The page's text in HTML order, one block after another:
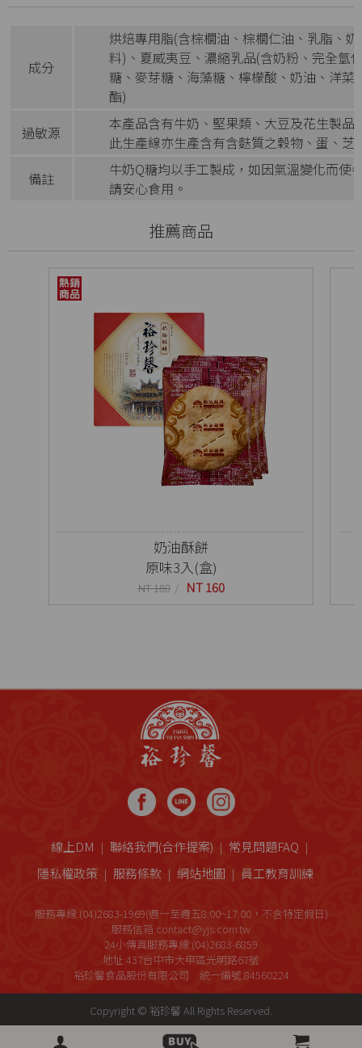
成分
烘焙專用脂(含棕櫚油、棕櫚仁油、乳脂、
料)、夏威夷豆、濃縮乳品(含奶粉、完全氫
糖、麥芽糖、海藻糖、檸檬酸、奶油、洋
酯)
過敏源
本產品含有牛奶、堅果類、大豆及花生製品
此生產線亦生產含有含麩質之穀物、蛋、芝
備註
牛奶Q糖均以手工製成，如因氣溫變化而使
請安心食用。
推薦商品
奶油酥餅
原味3入(盒)
NT 180 NT 160
線上DM 聯絡我們(合作提案)
常見問題FAQ
隱私權政策
服務條款 網站地圖 員工教育訓練
服務專線:(04)2683-1969(週一至週五8:00~17:00，不含特定假日)
服務信箱:contact@yjs.com.tw
24小傳真服務專線:(04)2683-6859
地址:437台中市大甲區光明路67號
裕珍馨食品股份有限公司 統一編號:84560224
Copyright © 裕珍馨 All Rights Reserved.